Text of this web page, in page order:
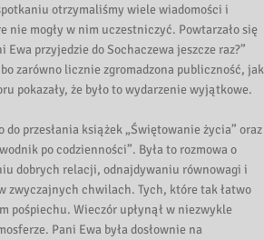
otrzymaliśmy wiele wiadomości i
nie mogły w nim uczestniczyć. Powtarzało się
Ewa przyjedzie do Sochaczewa jeszcze raz?”
zarówno licznie zgromadzona publiczność, jak
pokazały, że było to wydarzenie wyjątkowe.
do przesłania książek „Świętowanie życia” oraz
po codzienności”. Była to rozmowa o
dobrych relacji, odnajdywaniu równowagi i
zwyczajnych chwilach. Tych, które tak łatwo
pośpiechu. Wieczór upłynął w niezwykle
Pani Ewa była dosłownie na